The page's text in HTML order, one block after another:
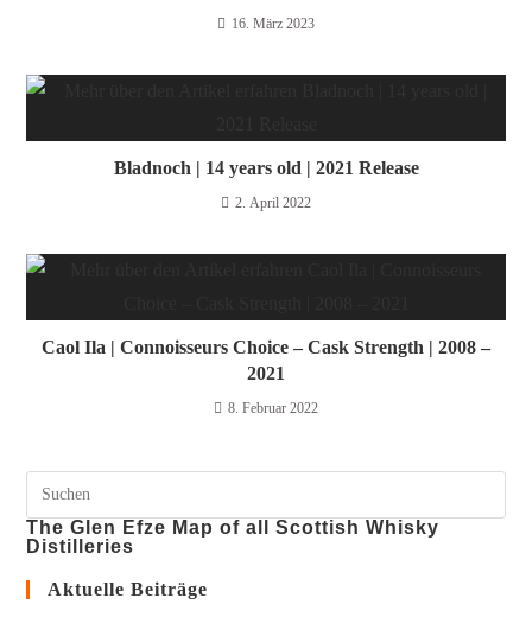
16. März 2023
Bladnoch | 14 years old | 2021 Release
2. April 2022
Caol Ila | Connoisseurs Choice – Cask Strength | 2008 –
2021
8. Februar 2022
The Glen Efze Map of all Scottish Whisky
Distilleries
Aktuelle Beiträge